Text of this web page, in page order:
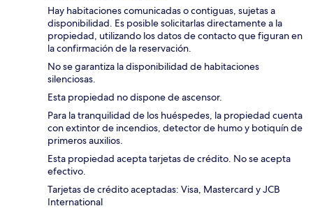
Hay habitaciones comunicadas o contiguas, sujetas a
disponibilidad. Es posible solicitarlas directamente a la
propiedad, utilizando los datos de contacto que figuran en
la confirmación de la reservación.
No se garantiza la disponibilidad de habitaciones
silenciosas.
Esta propiedad no dispone de ascensor.
Para la tranquilidad de los huéspedes, la propiedad cuenta
con extintor de incendios, detector de humo y botiquín de
primeros auxilios.
Esta propiedad acepta tarjetas de crédito. No se acepta
efectivo.
Tarjetas de crédito aceptadas: Visa, Mastercard y JCB
International